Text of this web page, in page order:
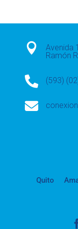

Avenida
Ramón
 (593)

Quito